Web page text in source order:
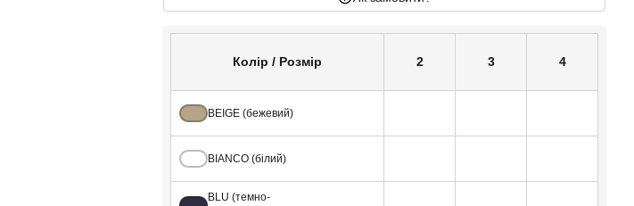
Колір / Розмір 2 3 4
BEIGE (бежевий)
BIANCO (білий)
BLU (темно-